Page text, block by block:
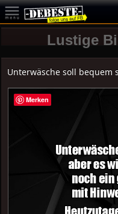
Lustige
Unterwäsche soll bequem
Merken